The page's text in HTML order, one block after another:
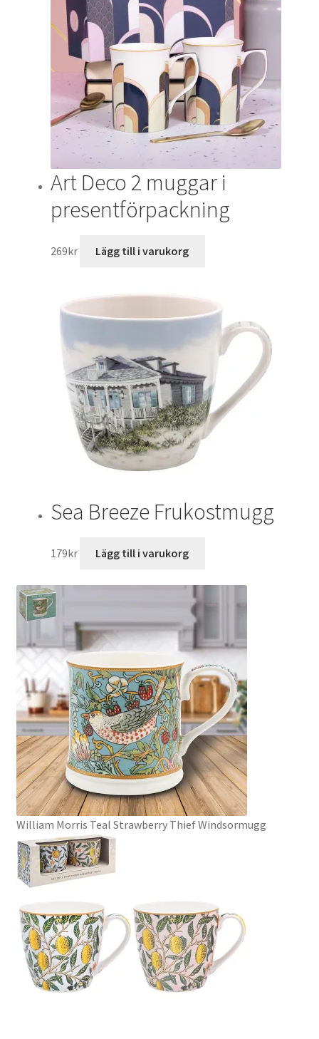
Art Deco 2 muggar i
presentförpackning
269kr Lägg till i varukorg
Sea Breeze Frukostmugg
179kr Lägg till i varukorg
William Morris Teal Strawberry Thief Windsormugg